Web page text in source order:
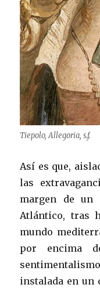
Tiepolo, Allegoria, s.f.
Así es que,
las
margen de un
Atlántico, tras
mundo
por encima
instalada en un